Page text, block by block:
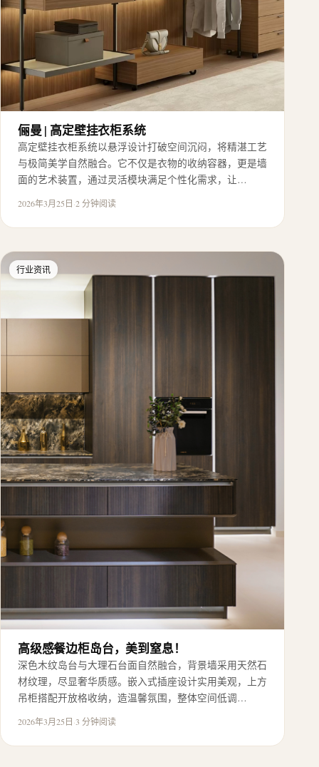
俪曼 | 高定壁挂衣柜系统
高定壁挂衣柜系统以悬浮设计打破空间沉闷，将精湛工艺
与极简美学自然融合。它不仅是衣物的收纳容器，更是墙
面的艺术装置，通过灵活模块满足个性化需求，让…
2026年3月25日·2 分钟阅读
行业资讯
高级感餐边柜岛台，美到窒息！
深色木纹岛台与大理石台面自然融合，背景墙采用天然石
材纹理，尽显奢华质感。嵌入式插座设计实用美观，上方
吊柜搭配开放格收纳，造温馨氛围，整体空间低调…
2026年3月25日·3 分钟阅读